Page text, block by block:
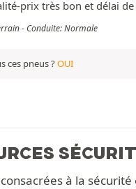
prix très bon et délai
- Conduite: Normale
ces pneus ?OUI
à la